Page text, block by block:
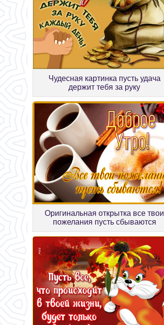
Чудесная картинка пусть удача
держит тебя за руку
Оригинальная открытка все твои
пожелания пусть сбываются